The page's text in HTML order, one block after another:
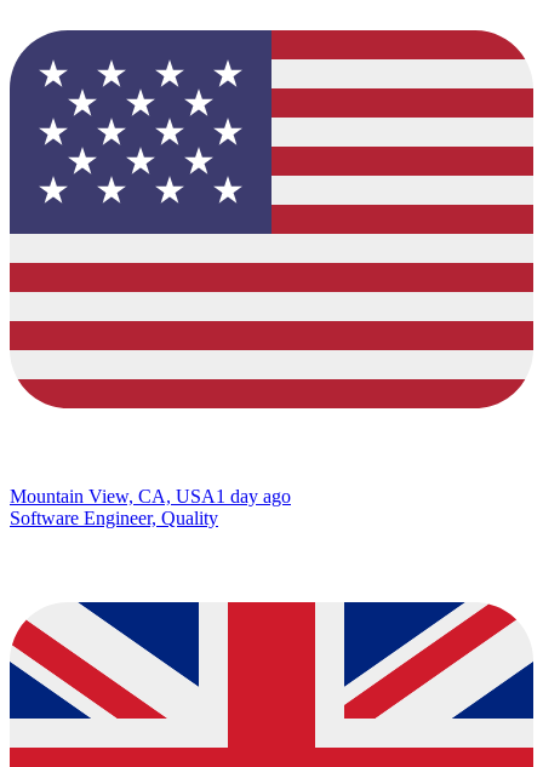
Mountain View, CA, USA1 day ago
Software Engineer, Quality